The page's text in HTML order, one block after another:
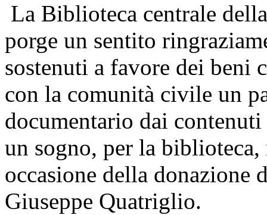
La Biblioteca centrale
porge un sentito
sostenuti a favore dei beni
con la comunità civile un
documentario dai
un sogno, per la
occasione della donazione
Giuseppe Quatriglio.